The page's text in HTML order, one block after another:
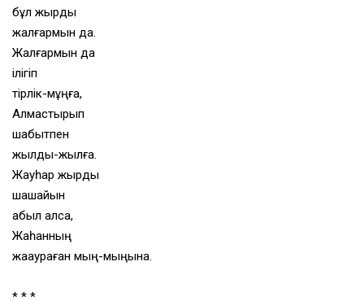
бұл жырды
жалғармын да.
Жалғармын да
ілігіп
тірлік-мұңға,
Алмастырып
шабытпен
жылды-жылға.
Жауһар жырды
шашайын
қабыл алса,
Жаһанның
жақаураған мың-мыңына.
* * *